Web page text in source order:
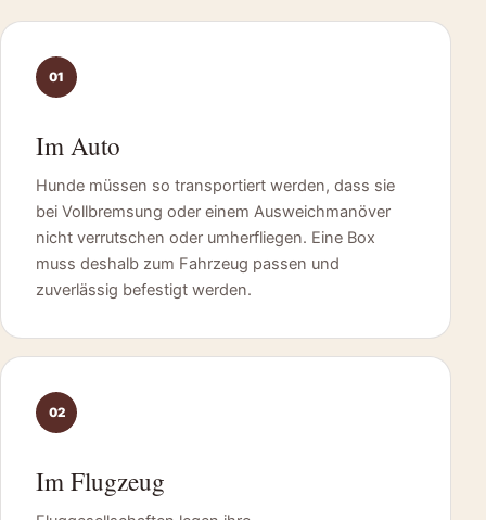
01
Im Auto
Hunde müssen so transportiert werden, dass sie
bei Vollbremsung oder einem Ausweichmanöver
nicht verrutschen oder umherfliegen. Eine Box
muss deshalb zum Fahrzeug passen und
zuverlässig befestigt werden.
02
Im Flugzeug